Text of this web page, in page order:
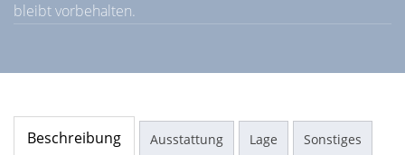
bleibt vorbehalten.
Beschreibung Ausstattung Lage Sonstiges